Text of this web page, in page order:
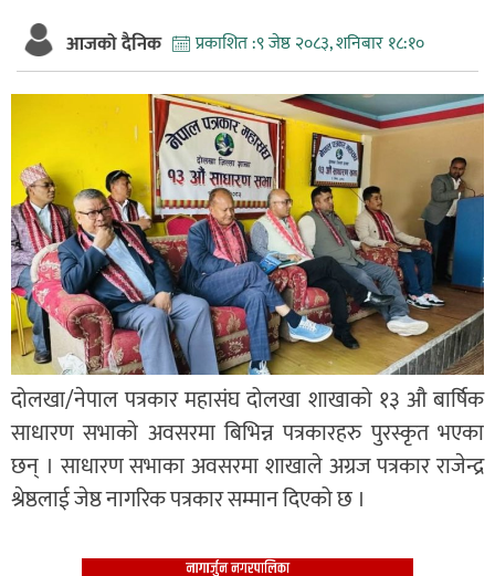
आजको दैनिक प्रकाशित :९ जेष्ठ २०८३, शनिबार १८:१०
दोलखा/नेपाल पत्रकार महासंघ दोलखा शाखाको १३ औ बार्षिक
साधारण सभाको अवसरमा बिभिन्न पत्रकारहरु पुरस्कृत भएका
छन् । साधारण सभाका अवसरमा शाखाले अग्रज पत्रकार राजेन्द्र
श्रेष्ठलाई जेष्ठ नागरिक पत्रकार सम्मान दिएको छ ।